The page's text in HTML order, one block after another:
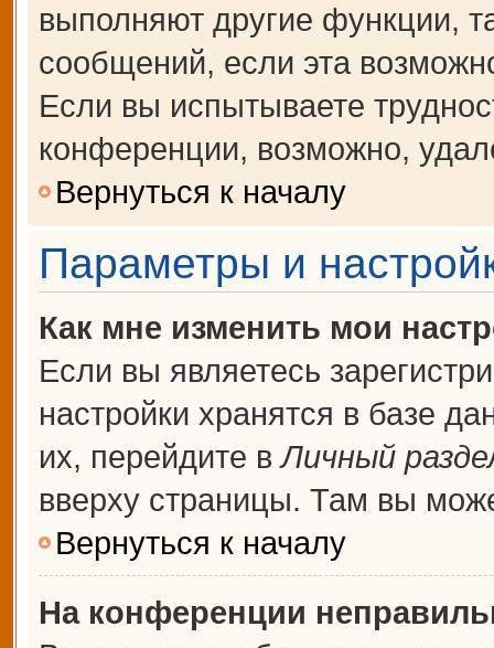
выполняют другие функции,
сообщений, если эта
Если вы испытываете
конференции, возможно,
Вернуться к началу
Параметры и
Как мне изменить мои
Если вы являетесь
настройки хранятся в базе
их, перейдите вЛичный
вверху страницы. Там вы
Вернуться к началу
На конференции